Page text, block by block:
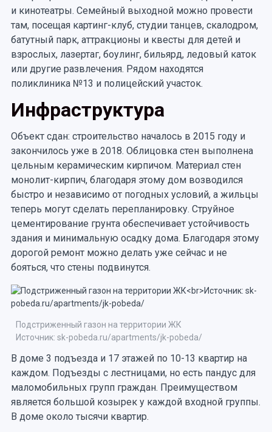
и кинотеатры. Семейный выходной можно провести
там, посещая картинг-клуб, студии танцев, скалодром,
батутный парк, аттракционы и квесты для детей и
взрослых, лазертаг, боулинг, бильярд, ледовый каток
или другие развлечения. Рядом находятся
поликлиника №13 и полицейский участок.
Инфраструктура
Объект сдан: строительство началось в 2015 году и
закончилось уже в 2018. Облицовка стен выполнена
цельным керамическим кирпичом. Материал стен
монолит-кирпич, благодаря этому дом возводился
быстро и независимо от погодных условий, а жильцы
теперь могут сделать перепланировку. Струйное
цементирование грунта обеспечивает устойчивость
здания и минимальную осадку дома. Благодаря этому
дорогой ремонт можно делать уже сейчас и не
бояться, что стены подвинутся.
Подстриженный газон на территории ЖК
Источник: sk-pobeda.ru/apartments/jk-pobeda/
В доме 3 подъезда и 17 этажей по 10-13 квартир на
каждом. Подъезды с лестницами, но есть пандус для
маломобильных групп граждан. Преимуществом
является большой козырек у каждой входной группы.
В доме около тысячи квартир.